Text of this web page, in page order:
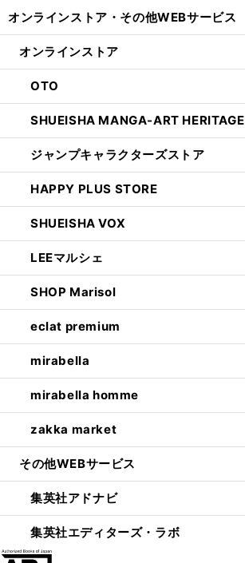
オンラインストア・ その他WEBサービス
オンラインストア
OTO
SHUEISHA MANGA-ART HERITAGE
ジャンプキャラクターズストア
HAPPY PLUS STORE
SHUEISHA VOX
LEEマルシェ
SHOP Marisol
eclat premium
mirabella
mirabella homme
zakka market
その他WEBサービス
集英社アドナビ
集英社エディターズ・ラボ